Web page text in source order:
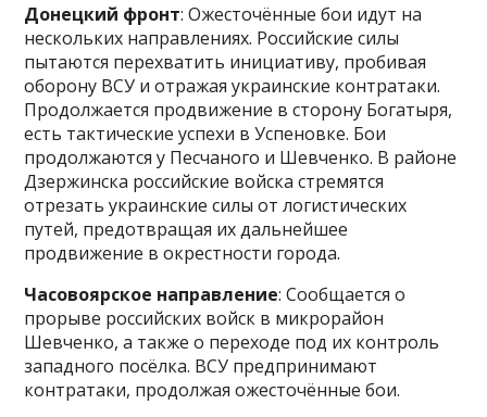
Донецкий фронт: Ожесточённые бои идут на
нескольких направлениях. Российские силы
пытаются перехватить инициативу, пробивая
оборону ВСУ и отражая украинские контратаки.
Продолжается продвижение в сторону Богатыря,
есть тактические успехи в Успеновке. Бои
продолжаются у Песчаного и Шевченко. В районе
Дзержинска российские войска стремятся
отрезать украинские силы от логистических
путей, предотвращая их дальнейшее
продвижение в окрестности города.
Часовоярское направление: Сообщается о
прорыве российских войск в микрорайон
Шевченко, а также о переходе под их контроль
западного посёлка. ВСУ предпринимают
контратаки, продолжая ожесточённые бои.